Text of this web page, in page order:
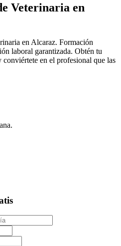
Veterinaria en
en Alcaraz. Formación
laboral garantizada. Obtén tu
conviértete en el profesional que las